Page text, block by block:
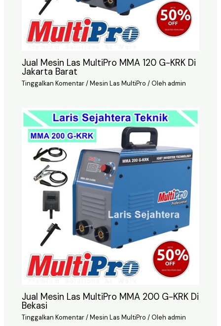
Jual Mesin Las MultiPro MMA 120 G-KRK Di
Jakarta Barat
Tinggalkan Komentar/Mesin Las MultiPro / Oleh admin
Jual Mesin Las MultiPro MMA 200 G-KRK Di
Bekasi
Tinggalkan Komentar/Mesin Las MultiPro / Oleh admin